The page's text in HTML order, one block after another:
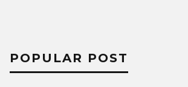
POPULAR POST